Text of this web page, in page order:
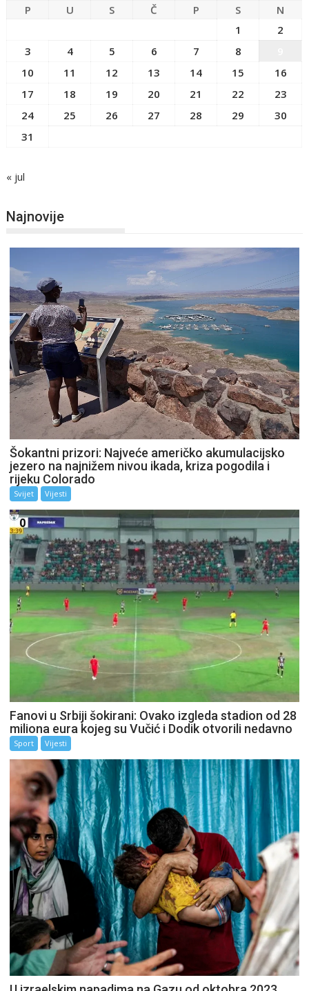
P U S Č P S
N
1
2
3
4 5 6 7 8
10
11 12 13 14 15
16
17
18 19 20 21 22
23
24
25 26 27 28 29
30
31
« jul
Najnovije
Šokantni prizori: Najveće američko akumulacijsko
jezero na najnižem nivou ikada, kriza pogodila i
rijeku Colorado
Svijet Vijesti
Fanovi u Srbiji šokirani: Ovako izgleda stadion od 28
miliona eura kojeg su Vučić i Dodik otvorili nedavno
Sport Vijesti